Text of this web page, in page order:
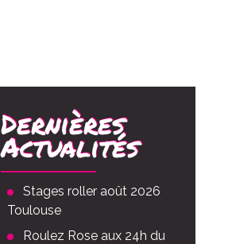
Dernières
Actualités
Stages roller août 2026
Toulouse
Roulez Rose aux 24h du